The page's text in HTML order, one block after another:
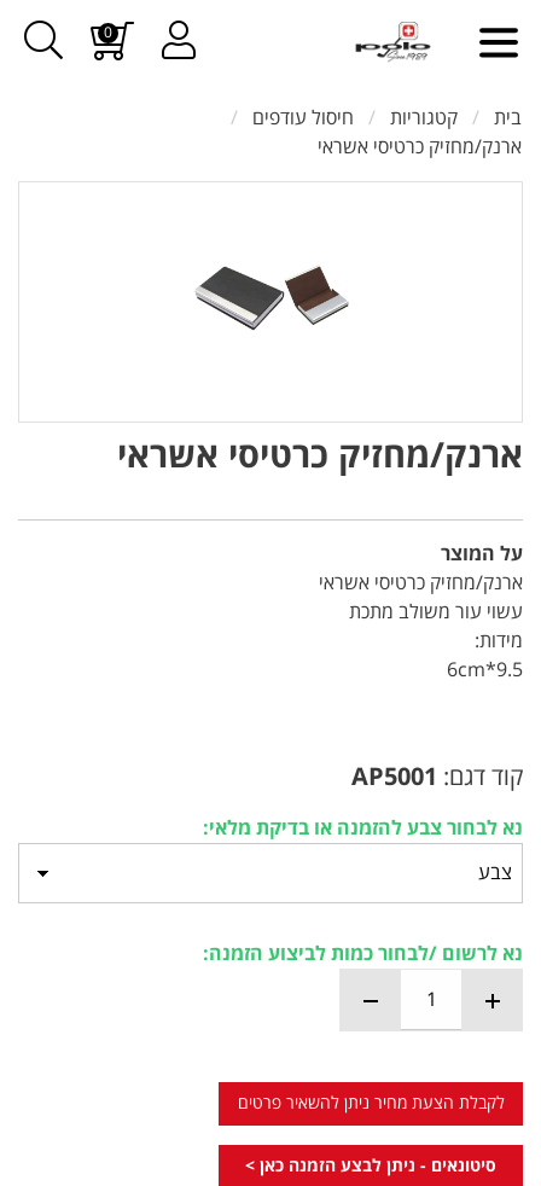
0
בית קטגוריות
חיסול עודפים
ארנק/מחזיק כרטיסי אשראי
ארנק/מחזיק כרטיסי אשראי
על המוצר
ארנק/מחזיק כרטיסי אשראי
עשוי עור משולב מתכת
מידות:
9.5*6cm
קוד דגם: AP5001
נא לבחור צבע להזמנה או בדיקת מלאי:
נא לרשום /לבחור כמות לביצוע הזמנה:
לקבלת הצעת מחיר ניתן להשאיר פרטים
סיטונאים - ניתן לבצע הזמנה כאן >